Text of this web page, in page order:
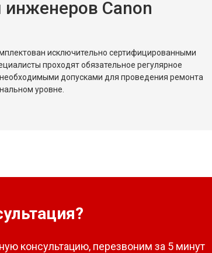
Canon
исключительно сертифицированными
проходят обязательное регулярное
допусками для проведения ремонта
уровне.
консультацию, перезвоним за 5 минут